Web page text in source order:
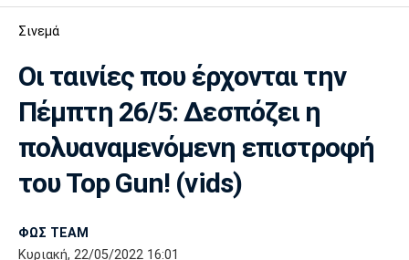
ΠΟΛΟ ΣΠΟΡ
AUTO-MOTO PLUS
Ποδόσφαιρο
Super League 1
Super League 2
Μπάσκετ
Ελλάδα
Ολυμπιακοί Αγώνες
Ολυμπιακός ΑΕΚ ΠΑΟΚ
Σινεμά
Οι ταινίες που έρχονται την
Πέμπτη 26/5: Δεσπόζει η
πολυαναμενόμενη επιστροφή
του Top Gun! (vids)
ΦΩΣ TEAM
Κυριακή, 22/05/2022 16:01